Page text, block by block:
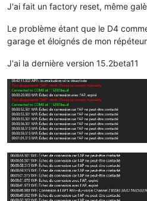
J'ai fait un factory reset, même
Le problème étant que le D4
garage et éloignés de mon
J'ai la dernière version 15.2beta11